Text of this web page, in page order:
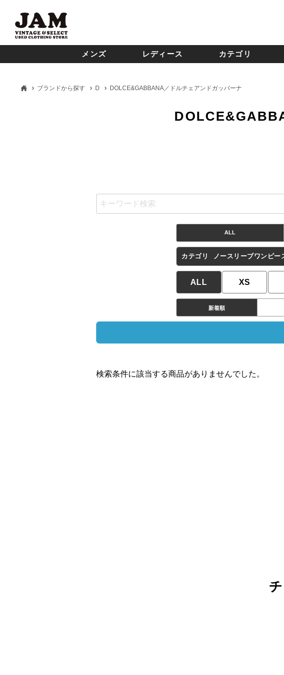
メンズ レディース カテゴリ
ブランドから探す D DOLCE&GABBANA／ドルチェアンドガッバーナ
ALL
カテゴリ ノースリーブワンピー
ALL XS
新着順
検索条件に該当する商品がありませんでした。